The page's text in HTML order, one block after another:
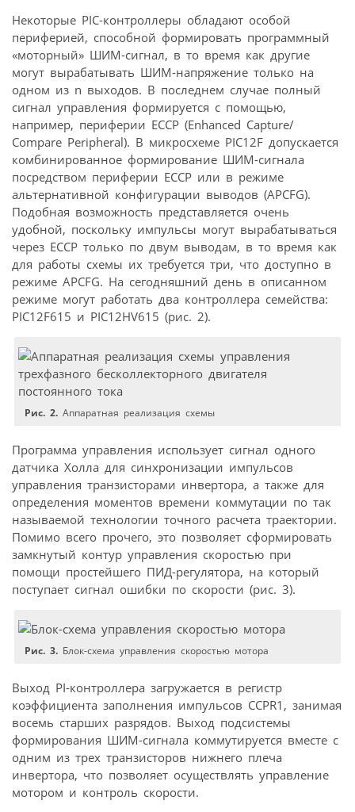
Некоторые PIC-контроллеры обладают особой
периферией, способной формировать программный
«моторный» ШИМ-сигнал, в то время как другие
могут вырабатывать ШИМ-напряжение только на
одном из n выходов. В последнем случае полный
сигнал управления формируется с помощью,
например, периферии ECCP (Enhanced Capture/
Compare Peripheral). В микросхеме PIC12F допускается
комбинированное формирование ШИМ-сигнала
посредством периферии ECCP или в режиме
альтернативной конфигурации выводов (APCFG).
Подобная возможность представляется очень
удобной, поскольку импульсы могут вырабатываться
через ECCP только по двум выводам, в то время как
для работы схемы их требуется три, что доступно в
режиме APCFG. На сегодняшний день в описанном
режиме могут работать два контроллера семейства:
PIC12F615 и PIC12HV615 (рис. 2).
Рис. 2. Аппаратная реализация схемы
Программа управления использует сигнал одного
датчика Холла для синхронизации импульсов
управления транзисторами инвертора, а также для
определения моментов времени коммутации по так
называемой технологии точного расчета траектории.
Помимо всего прочего, это позволяет сформировать
замкнутый контур управления скоростью при
помощи простейшего ПИД-регулятора, на который
поступает сигнал ошибки по скорости (рис. 3).
Рис. 3. Блок-схема управления скоростью мотора
Выход PI-контроллера загружается в регистр
коэффициента заполнения импульсов CCPR1, занимая
восемь старших разрядов. Выход подсистемы
формирования ШИМ-сигнала коммутируется вместе с
одним из трех транзисторов нижнего плеча
инвертора, что позволяет осуществлять управление
мотором и контроль скорости.